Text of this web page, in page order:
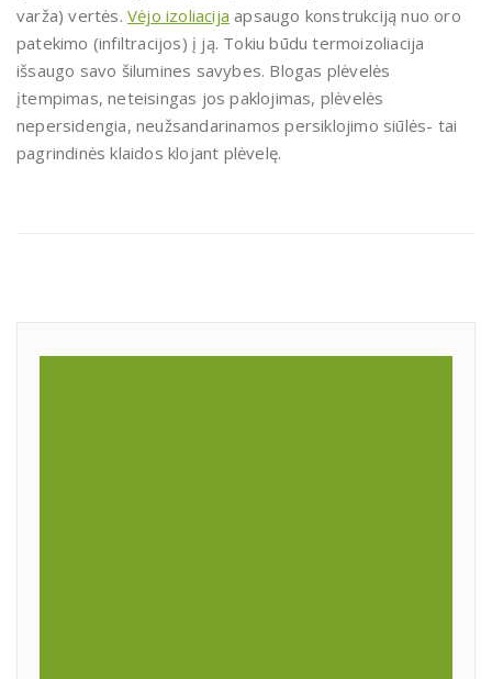
varža) vertės. Vėjo izoliacija apsaugo konstrukciją nuo oro
patekimo (infiltracijos) į ją. Tokiu būdu termoizoliacija
išsaugo savo šilumines savybes. Blogas plėvelės
įtempimas, neteisingas jos paklojimas, plėvelės
nepersidengia, neužsandarinamos persiklojimo siūlės- tai
pagrindinės klaidos klojant plėvelę.